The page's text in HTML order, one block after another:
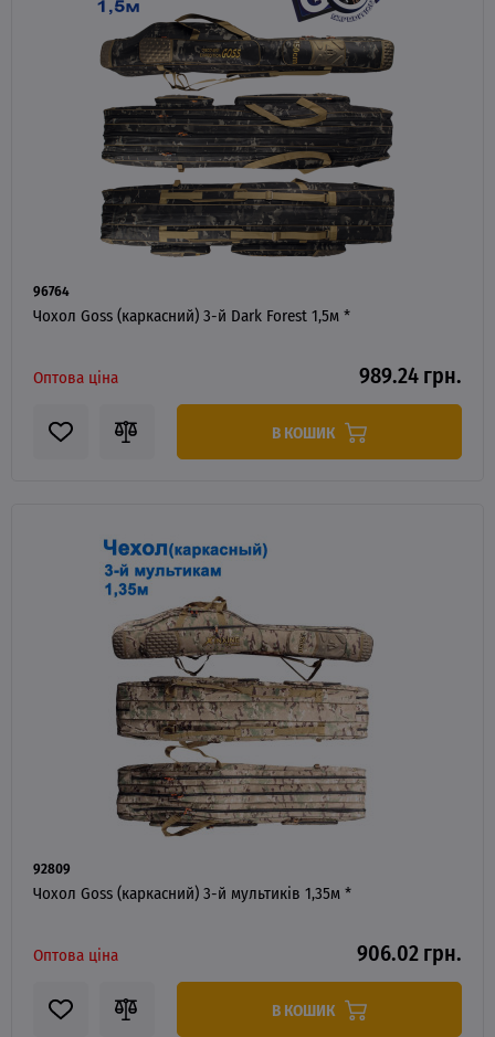
96764
Чохол Goss (каркасний) 3-й Dark Forest 1,5м *
Оптова ціна 989.24 грн.
В КОШИК
92809
Чохол Goss (каркасний) 3-й мультиків 1,35м *
Оптова ціна 906.02 грн.
В КОШИК